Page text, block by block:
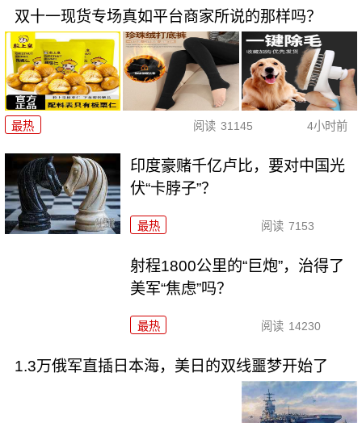
双十一现货专场真如平台商家所说的那样吗？
最热 阅读 31145 4小时前
印度豪赌千亿卢比，要对中国光
伏“卡脖子”？
最热 阅读 7153
射程1800公里的“巨炮”，治得了
美军“焦虑”吗？
最热 阅读 14230
1.3万俄军直插日本海，美日的双线噩梦开始了